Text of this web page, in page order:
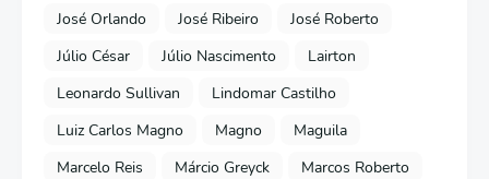
José Orlando
José Ribeiro
José Roberto
Júlio César
Júlio Nascimento
Lairton
Leonardo Sullivan
Lindomar Castilho
Luiz Carlos Magno
Magno
Maguila
Marcelo Reis
Márcio Greyck
Marcos Roberto